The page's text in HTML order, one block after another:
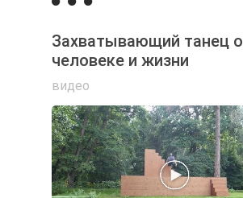
Захватывающий танец о
человеке и жизни
видео